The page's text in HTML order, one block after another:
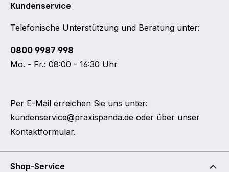
Kundenservice
Telefonische Unterstützung und Beratung unter:
0800 9987 998
Mo. - Fr.: 08:00 - 16:30 Uhr
Per E-Mail erreichen Sie uns unter:
kundenservice@praxispanda.de oder über unser
Kontaktformular.
Shop-Service